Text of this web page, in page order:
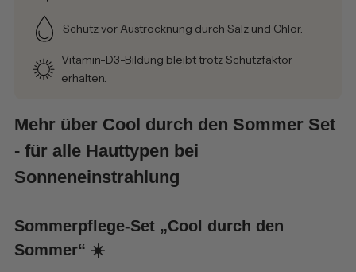
Schutz vor Austrocknung durch Salz und Chlor.
Vitamin-D3-Bildung bleibt trotz Schutzfaktor
erhalten.
Mehr über Cool durch den Sommer Set
- für alle Hauttypen bei
Sonneneinstrahlung
Sommerpflege-Set „Cool durch den
Sommer“ ☀️